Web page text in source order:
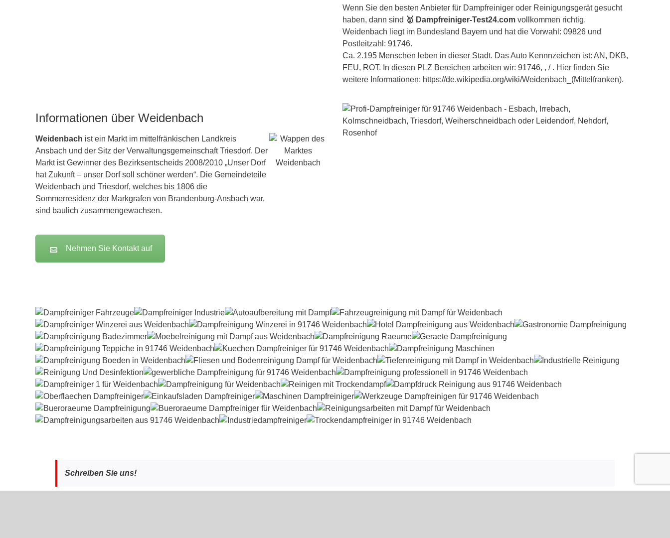
Wenn Sie den besten Anbieter für Dampfreiniger oder Reinigungsgerät gesucht
haben, dann sind 🥇 Dampfreiniger-Test24.com vollkommen richtig.
Weidenbach liegt im Bundesland Bayern und hat die Vorwahl: 09826 und
Postleitzahl: 91746.
Ca. 2.195 Menschen leben in dieser Stadt. Das Auto Kennnzeichen ist: AN, DKB,
FEU, ROT. In diesen PLZ Bereichen arbeiten wir: 91746, , / . Hier finden Sie
weitere Informationen: https://de.wikipedia.org/wiki/Weidenbach_(Mittelfranken).
Informationen über Weidenbach
Weidenbach ist ein Markt im mittelfränkischen Landkreis
Ansbach und der Sitz der Verwaltungsgemeinschaft Triesdorf. Der
Markt ist Gewinner des Bezirksentscheids 2008/2010 „Unser Dorf
hat Zukunft – unser Dorf soll schöner werden“. Die Gemeindeteile
Weidenbach und Triesdorf, welches bis 1806 die
Sommerresidenz der Markgrafen von Brandenburg-Ansbach war,
sind baulich zusammengewachsen.
Nehmen Sie Kontakt auf
Schreiben Sie uns!